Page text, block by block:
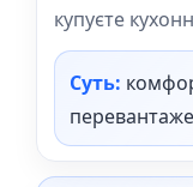
купуєте
Суть: